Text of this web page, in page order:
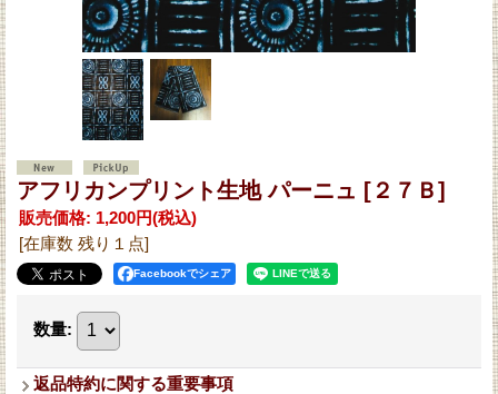
アフリカンプリント生地 パーニュ [２７Ｂ]
販売価格: 1,200円(税込)
[在庫数 残り１点]
Facebookでシェア
数量:
返品特約に関する重要事項